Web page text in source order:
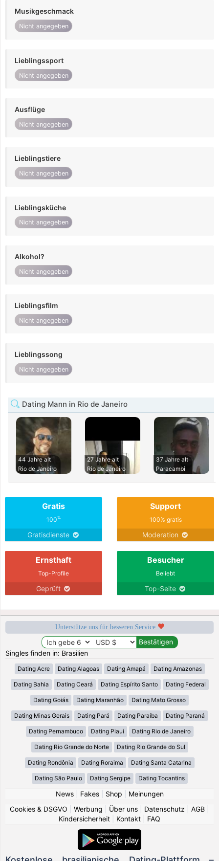
Musikgeschmack
Nicht angegeben
Lieblingssport
Nicht angegeben
Ausflüge
Nicht angegeben
Lieblingstiere
Nicht angegeben
Lieblingsküche
Nicht angegeben
Alkohol?
Nicht angegeben
Lieblingsfilm
Nicht angegeben
Lieblingssong
Nicht angegeben
Dating Mann in Rio de Janeiro
44 Jahre alt
Rio de Janeiro
27 Jahre alt
Rio de Janeiro
37 Jahre alt
Paracambi
Gratis
100%
Gratisdienste
Support
100% gratis
Moderation
Ernsthaft
Top-Profile
Geprüft
Besucher
Beliebt
Top-Seite
Unterstütze uns für besseren Service
Singles finden in: Brasilien
Dating Acre Dating Alagoas Dating Amapá Dating Amazonas
Dating Bahia Dating Ceará Dating Espírito Santo Dating Federal
Dating Goiás Dating Maranhão Dating Mato Grosso
Dating Minas Gerais Dating Pará Dating Paraíba Dating Paraná
Dating Pernambuco Dating Piauí Dating Rio de Janeiro
Dating Rio Grande do Norte Dating Rio Grande do Sul
Dating Rondônia Dating Roraima Dating Santa Catarina
Dating São Paulo Dating Sergipe Dating Tocantins
News| Fakes| Shop
Meinungen
Cookies & DSGVO
Werbung Über uns Datenschutz AGB
Kindersicherheit
Kontakt FAQ